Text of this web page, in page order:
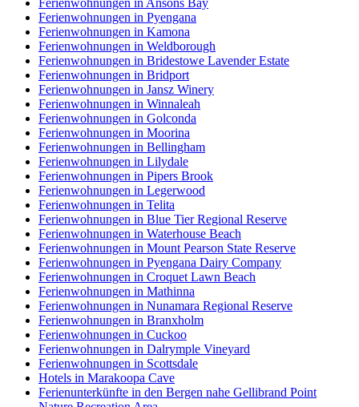
Ferienwohnungen in Pyengana
Ferienwohnungen in Kamona
Ferienwohnungen in Weldborough
Ferienwohnungen in Bridestowe Lavender Estate
Ferienwohnungen in Bridport
Ferienwohnungen in Jansz Winery
Ferienwohnungen in Winnaleah
Ferienwohnungen in Golconda
Ferienwohnungen in Moorina
Ferienwohnungen in Bellingham
Ferienwohnungen in Lilydale
Ferienwohnungen in Pipers Brook
Ferienwohnungen in Legerwood
Ferienwohnungen in Telita
Ferienwohnungen in Blue Tier Regional Reserve
Ferienwohnungen in Waterhouse Beach
Ferienwohnungen in Mount Pearson State Reserve
Ferienwohnungen in Pyengana Dairy Company
Ferienwohnungen in Croquet Lawn Beach
Ferienwohnungen in Mathinna
Ferienwohnungen in Nunamara Regional Reserve
Ferienwohnungen in Branxholm
Ferienwohnungen in Cuckoo
Ferienwohnungen in Dalrymple Vineyard
Ferienwohnungen in Scottsdale
Hotels in Marakoopa Cave
Ferienunterkünfte in den Bergen nahe Gellibrand Point